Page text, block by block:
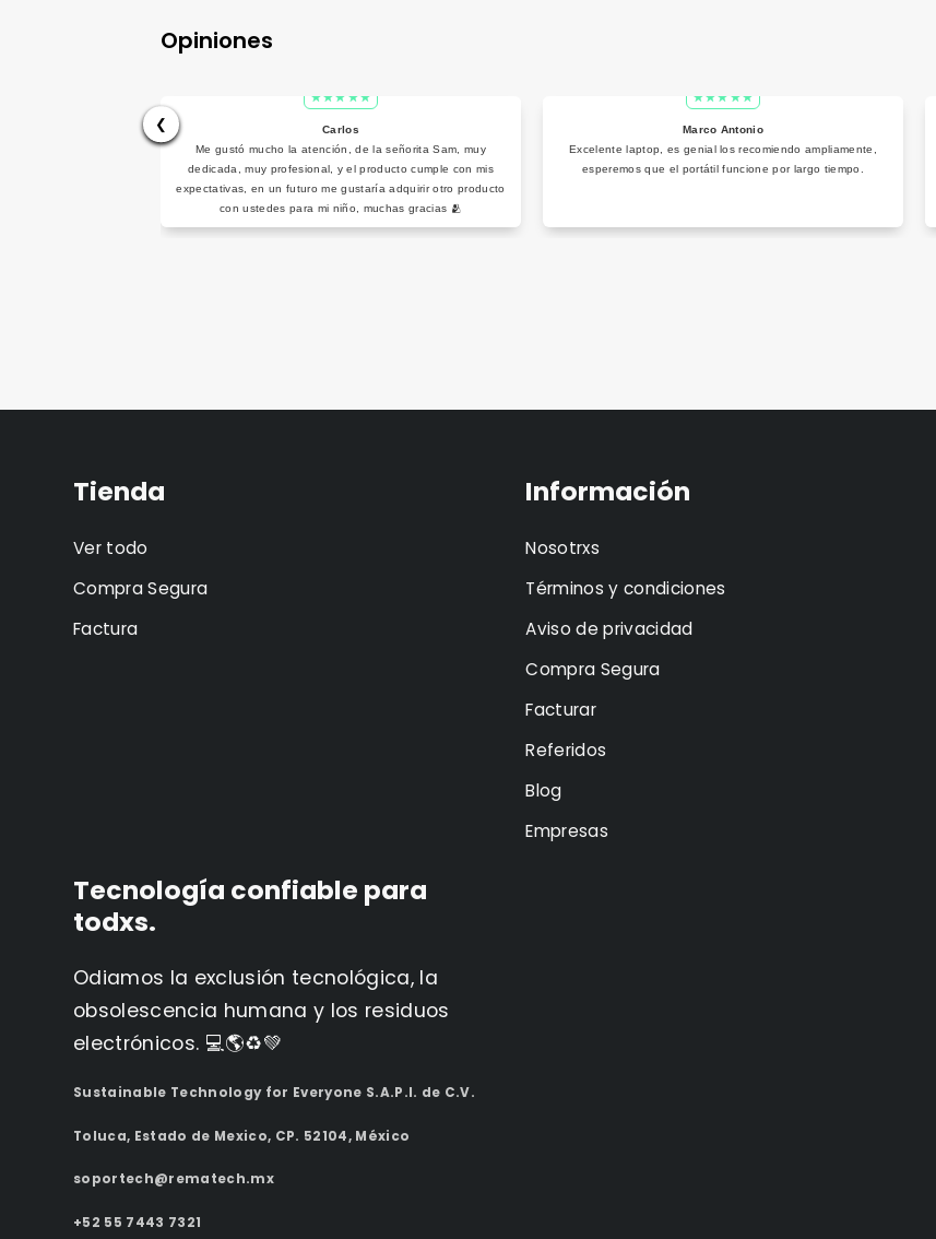
Opiniones
❮
Carlos
Me gustó mucho la atención, de la señorita Sam, muy
dedicada, muy profesional, y el producto cumple con mis
expectativas, en un futuro me gustaría adquirir otro producto
con ustedes para mi niño, muchas gracias 🫂
Marco Antonio
Excelente laptop, es genial los recomiendo ampliamente,
esperemos que el portátil funcione por largo tiempo.
Tienda
Ver todo
Compra Segura
Factura
Información
Nosotrxs
Términos y condiciones
Aviso de privacidad
Compra Segura
Facturar
Referidos
Blog
Empresas
Tecnología confiable para
todxs.
Odiamos la exclusión tecnológica, la
obsolescencia humana y los residuos
electrónicos. 💻🌎♻️💚
Sustainable Technology for Everyone S.A.P.I. de C.V.
Toluca, Estado de Mexico, CP. 52104, México
soportech@rematech.mx
+52 55 7443 7321